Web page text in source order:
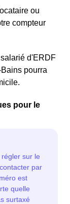
ou
compteur
d'ERDF
pourra
pour le